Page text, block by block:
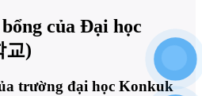
của Đại học
교)
trường đại học Konkuk